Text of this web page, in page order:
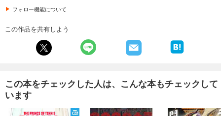
フォロー機能について
この作品を共有しよう
この本をチェックした人は、こんな本もチェックして
います